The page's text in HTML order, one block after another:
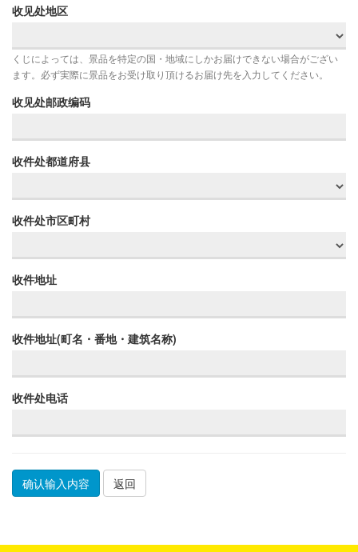
收见处地区
くじによっては、景品を特定の国・地域にしかお届けできない場合がござい
ます。必ず実際に景品をお受け取り頂けるお届け先を入力してください。
收见处邮政编码
收件处都道府县
收件处市区町村
收件地址
收件地址(町名・番地・建筑名称)
收件处电话
返回